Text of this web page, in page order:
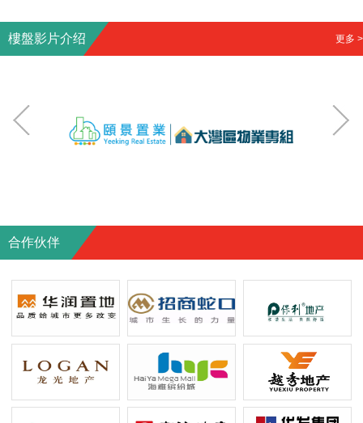
樓盤影片介绍 更多 >
私家電+產權車位｜超低密度豪宅｜離塵不離
市｜臨近星河coco city 富逸城商圈｜博覽中
心｜樓下直通巴返香港
會所及標
合作伙伴